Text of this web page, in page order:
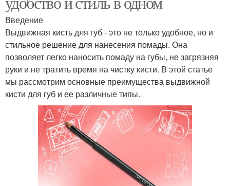
Введение
Выдвижная кисть для губ - это не только удобное, но и
стильное решение для нанесения помады. Она
позволяет легко наносить помаду на губы, не загрязняя
руки и не тратить время на чистку кисти. В этой статье
мы рассмотрим основные преимущества выдвижной
кисти для губ и ее различные типы.